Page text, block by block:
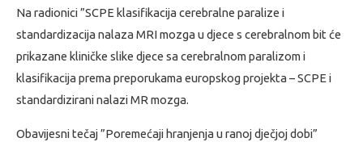
Na radionici ”SCPE klasifikacija cerebralne paralize i
standardizacija nalaza MRI mozga u djece s cerebralnom bit će
prikazane kliničke slike djece sa cerebralnom paralizom i
klasifikacija prema preporukama europskog projekta – SCPE i
standardizirani nalazi MR mozga.
Obavijesni tečaj ”Poremećaji hranjenja u ranoj dječjoj dobi”